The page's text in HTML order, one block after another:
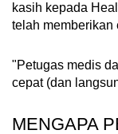
kasih kepada
telah memberikan
"Petugas medis
cepat (dan
MENGAPA